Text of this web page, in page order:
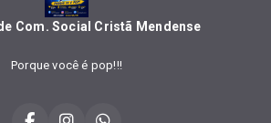
Com. Social Cristã Mendense
Porque você é pop!!!